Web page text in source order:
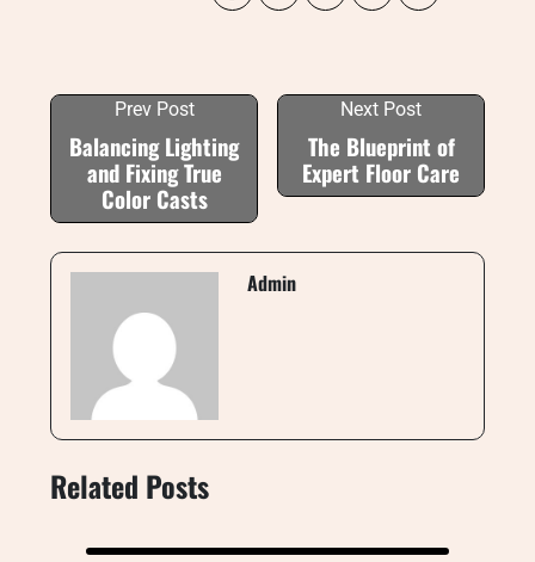
Prev Post
Balancing Lighting
and Fixing True
Color Casts
Next Post
The Blueprint of
Expert Floor Care
Admin
Related Posts